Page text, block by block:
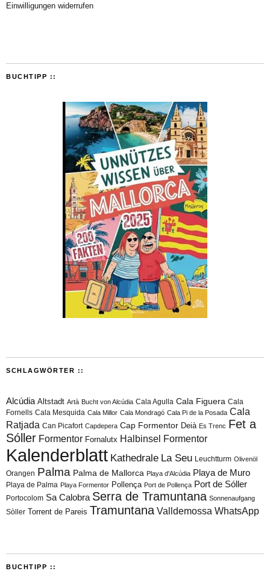
Einwilligungen widerrufen
BUCHTIPP ::
SCHLAGWÖRTER ::
Alcúdia Altstadt Artà Bucht von Alcúdia Cala Agulla Cala Figuera Cala
Fornells Cala Mesquida Cala Millor Cala Mondragó Cala Pi de la Posada Cala
Ratjada Can Picafort Capdepera Cap Formentor Deià Es Trenc Fet a
Sóller Formentor Fornalutx Halbinsel Formentor
Kalenderblatt Kathedrale La Seu Leuchtturm Olivenöl
Orangen Palma Palma de Mallorca Playa d'Alcúdia Playa de Muro
Playa de Palma Playa Formentor Pollença Port de Pollença Port de Sóller
Portocolom Sa Calobra Serra de Tramuntana Sonnenaufgang
Sòller Torrent de Pareis Tramuntana Valldemossa WhatsApp
BUCHTIPP ::